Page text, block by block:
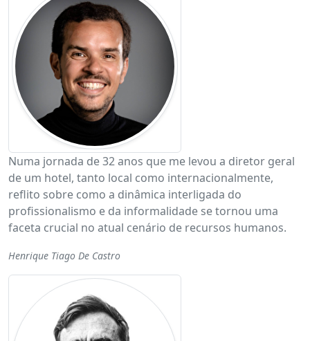
Numa jornada de 32 anos que me levou a diretor geral
de um hotel, tanto local como internacionalmente,
reflito sobre como a dinâmica interligada do
profissionalismo e da informalidade se tornou uma
faceta crucial no atual cenário de recursos humanos.
Henrique Tiago De Castro